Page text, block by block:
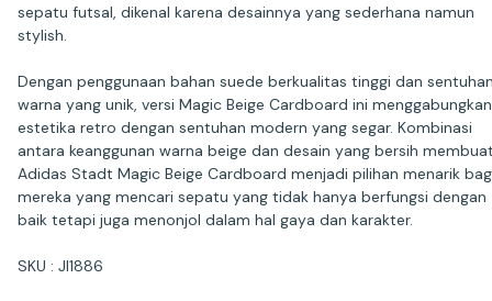
sepatu futsal, dikenal karena desainnya yang sederhana namun
stylish.
Dengan penggunaan bahan suede berkualitas tinggi dan
warna yang unik, versi Magic Beige Cardboard ini menggabungkan
estetika retro dengan sentuhan modern yang segar. Kombinasi
antara keanggunan warna beige dan desain yang bersih
Adidas Stadt Magic Beige Cardboard menjadi pilihan menarik
mereka yang mencari sepatu yang tidak hanya berfungsi dengan
baik tetapi juga menonjol dalam hal gaya dan karakter.
SKU : JI1886